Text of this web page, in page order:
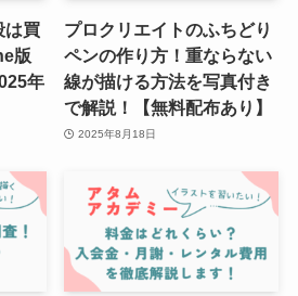
は買
版
年
プロクリエイトのふちどり
ペンの作り方！重ならない
線が描ける方法を写真付き
で解説！【無料配布あり】
2025年8月18日